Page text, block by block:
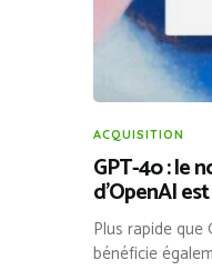
ACQUISITION
GPT-4o : le
d’OpenAI
Plus rapide que
bénéficie